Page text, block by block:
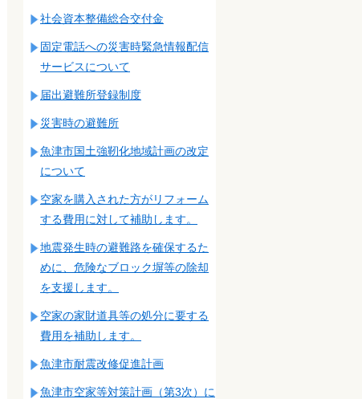
社会資本整備総合交付金
固定電話への災害時緊急情報配信
サービスについて
届出避難所登録制度
災害時の避難所
魚津市国土強靭化地域計画の改定
について
空家を購入された方がリフォーム
する費用に対して補助します。
地震発生時の避難路を確保するた
めに、危険なブロック塀等の除却
を支援します。
空家の家財道具等の処分に要する
費用を補助します。
魚津市耐震改修促進計画
魚津市空家等対策計画（第3次）に